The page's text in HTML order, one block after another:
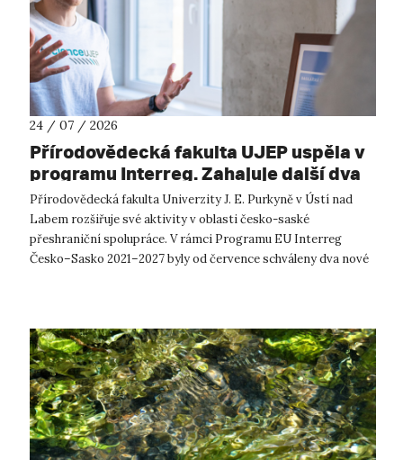
24 / 07 / 2026
Přírodovědecká fakulta UJEP uspěla v
programu Interreg. Zahajuje další dva
přeshraniční projekty se saskými
partnery
Přírodovědecká fakulta Univerzity J. E. Purkyně v Ústí nad
Labem rozšiřuje své aktivity v oblasti česko-saské
přeshraniční spolupráce. V rámci Programu EU Interreg
Česko–Sasko 2021–2027 byly od července schváleny dva nové